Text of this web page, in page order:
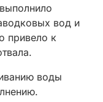
вод и
привело к
воды